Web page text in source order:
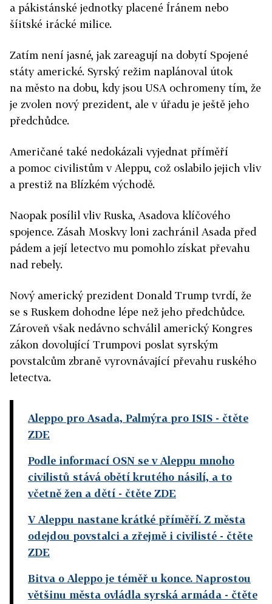
a pákistánské jednotky placené Íránem nebo
šíitské irácké milice.
Zatím není jasné, jak zareagují na dobytí Spojené
státy americké. Syrský režim naplánoval útok
na město na dobu, kdy jsou USA ochromeny tím, že
je zvolen nový prezident, ale v úřadu je ještě jeho
předchůdce.
Američané také nedokázali vyjednat příměří
a pomoc civilistům v Aleppu, což oslabilo jejich vliv
a prestiž na Blízkém východě.
Naopak posílil vliv Ruska, Asadova klíčového
spojence. Zásah Moskvy loni zachránil Asada před
pádem a její letectvo mu pomohlo získat převahu
nad rebely.
Nový americký prezident Donald Trump tvrdí, že
se s Ruskem dohodne lépe než jeho předchůdce.
Zároveň však nedávno schválil americký Kongres
zákon dovolující Trumpovi poslat syrským
povstalcům zbraně vyrovnávající převahu ruského
letectva.
Aleppo pro Asada, Palmýra pro ISIS - čtěte
ZDE
Podle informací OSN se v Aleppu mnoho
civilistů stává obětí krutého násilí, a to
včetně žen a dětí - čtěte ZDE
V Aleppu nastane krátké příměří. Z města
odejdou povstalci a zřejmě i civilisté - čtěte
ZDE
Bitva o Aleppo je téměř u konce. Naprostou
většinu města ovládla syrská armáda - čtěte